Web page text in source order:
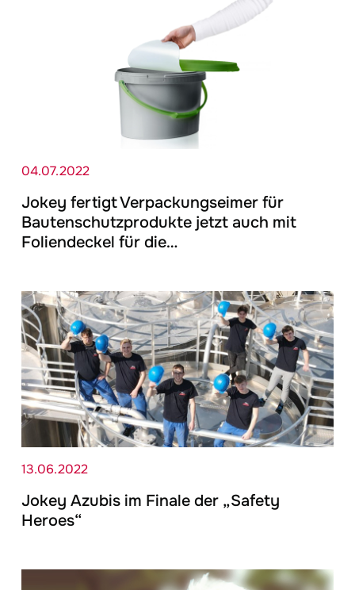
04.07.2022
Jokey fertigt Verpackungseimer für
Bautenschutzprodukte jetzt auch mit
Foliendeckel für die…
13.06.2022
Jokey Azubis im Finale der „Safety
Heroes“